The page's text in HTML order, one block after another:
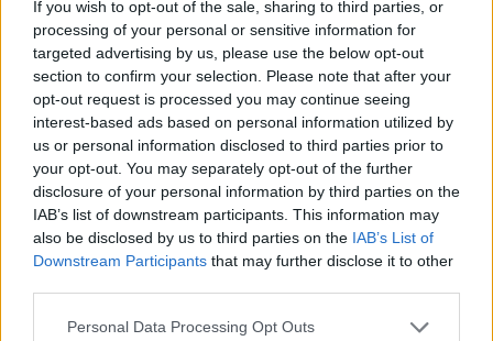
If you wish to opt-out of the sale, sharing to third parties, or
processing of your personal or sensitive information for
targeted advertising by us, please use the below opt-out
section to confirm your selection. Please note that after your
opt-out request is processed you may continue seeing
interest-based ads based on personal information utilized by
us or personal information disclosed to third parties prior to
your opt-out. You may separately opt-out of the further
disclosure of your personal information by third parties on the
IAB’s list of downstream participants. This information may
also be disclosed by us to third parties on the IAB’s List of
Downstream Participants that may further disclose it to other
Please note that this website/app uses one or more Google
Personal Data Processing Opt Outs
Πρόσθεσέ το στηνGoogle
ΚΟΙΝΩΝΙΑ